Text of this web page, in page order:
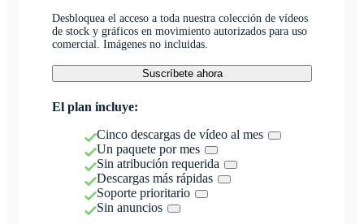
Desbloquea el acceso a toda nuestra colección de vídeos
de stock y gráficos en movimiento autorizados para uso
comercial. Imágenes no incluidas.
Suscríbete ahora
El plan incluye:
Cinco descargas de vídeo al mes
Un paquete por mes
Sin atribución requerida
Descargas más rápidas
Soporte prioritario
Sin anuncios